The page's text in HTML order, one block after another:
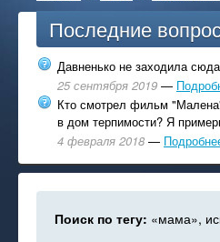
Последние
Давненько не заходила
25 сентября 2019 —
Кто смотрел фильм
в дом терпимости? Я
4 февраля 2018 —
Поиск по тегу: «мама»,